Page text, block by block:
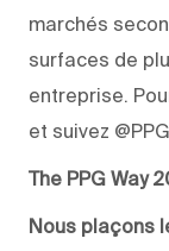
marchés
surfaces de
entreprise.
et suivez
The PPG Way
Nous plaçons